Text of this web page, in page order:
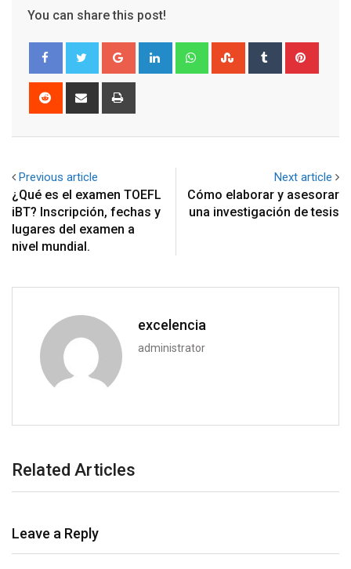
You can share this post!
Google+ LinkedIn WhatsappStumbleUpon
Tumblr
Reddit
Share
Previous article
¿Qué es el examen TOEFL
iBT? Inscripción, fechas y
lugares del examen a
nivel mundial.
Next article
Cómo elaborar y asesorar
una investigación de tesis
excelencia
administrator
Related Articles
Leave a Reply